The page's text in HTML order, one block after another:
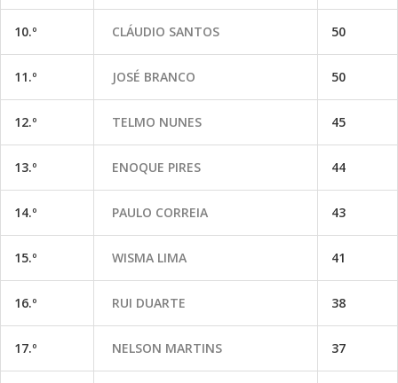
10.º CLÁUDIO SANTOS 50
11.º JOSÉ BRANCO 50
12.º TELMO NUNES 45
13.º ENOQUE PIRES 44
14.º PAULO CORREIA 43
15.º WISMA LIMA 41
16.º RUI DUARTE 38
17.º NELSON MARTINS 37